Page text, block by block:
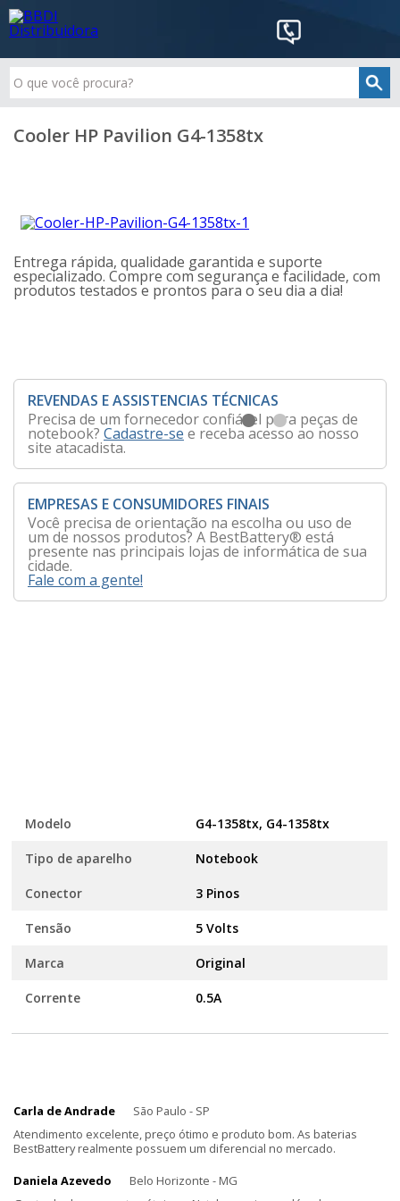
Cooler HP Pavilion G4-1358tx
Entrega rápida, qualidade garantida e suporte
especializado. Compre com segurança e facilidade, com
produtos testados e prontos para o seu dia a dia!
REVENDAS E ASSISTENCIAS TÉCNICAS
Precisa de um fornecedor confiável para peças de
notebook? Cadastre-se e receba acesso ao nosso
site atacadista.
EMPRESAS E CONSUMIDORES FINAIS
Você precisa de orientação na escolha ou uso de
um de nossos produtos? A BestBattery® está
presente nas principais lojas de informática de sua
cidade.
Fale com a gente!
Modelo G4-1358tx, G4-1358tx
Tipo de aparelho Notebook
Conector 3 Pinos
Tensão 5 Volts
Marca Original
Corrente 0.5A
Carla de Andrade
São Paulo - SP
Atendimento excelente, preço ótimo e produto bom. As baterias
BestBattery realmente possuem um diferencial no mercado.
Daniela Azevedo
Belo Horizonte - MG